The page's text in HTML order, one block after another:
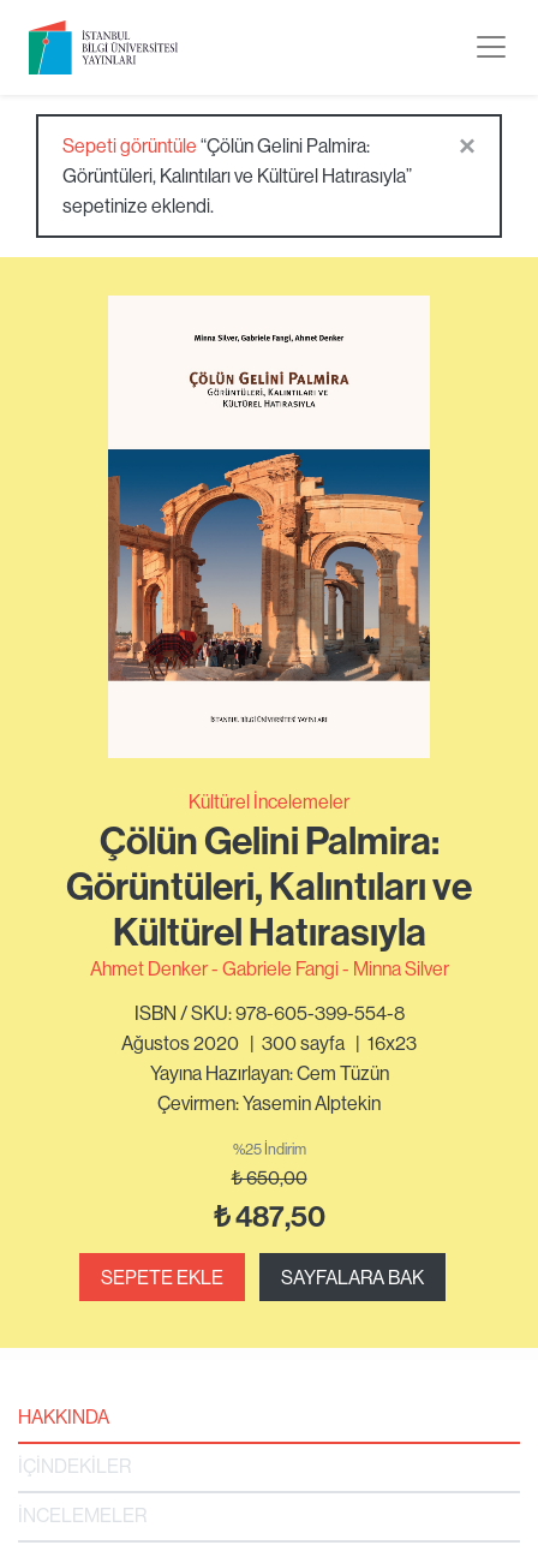
Sepeti görüntüle “Çölün Gelini Palmira:
Görüntüleri, Kalıntıları ve Kültürel Hatırasıyla”
sepetinize eklendi.
×
Kültürel İncelemeler
Çölün Gelini Palmira:
Görüntüleri, Kalıntıları ve
Kültürel Hatırasıyla
Ahmet Denker Gabriele Fangi
Minna Silver
ISBN / SKU: 978-605-399-554-8
Ağustos 2020 | 300sayfa | 16x23
Yayına Hazırlayan: Cem Tüzün
Çevirmen: Yasemin Alptekin
%25 İndirim
₺650,00
₺487,50
SEPETE EKLE SAYFALARA BAK
HAKKINDA
İÇİNDEKİLER
İNCELEMELER